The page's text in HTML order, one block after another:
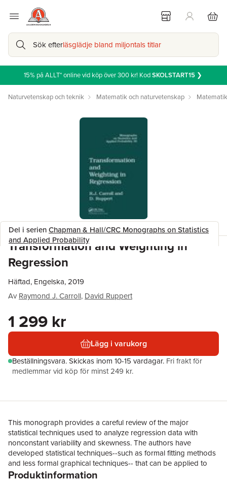
Sök efterläsglädje bland miljontals titlar
15% på ALLT* online vid köp över 300 kr! KodSKOLSTART15❯
Naturvetenskap och teknik Matematik och naturvetenskap Matematik
Del i serienChapman & Hall/CRC Monographs on Statistics
and Applied Probability
Transformation and Weighting in
Regression
Häftad, Engelska, 2019
Av Raymond J. Carroll, David Ruppert
1 299 kr
Lägg i varukorg
Beställningsvara.Skickas inom 10-15 vardagar. Fri frakt för
medlemmar vid köp för minst 249 kr.
This monograph provides a careful review of the major
statistical techniques used to analyze regression data with
nonconstant variability and skewness. The authors have
developed statistical techniques--such as formal fitting methods
and less formal graphical techniques-- that can be applied to
many problems across a range of disciplines, including
Produktinformation